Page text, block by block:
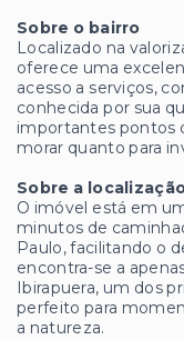
Sobre o bairro
Localizado na
oferece uma
acesso a serviços,
conhecida por sua
importantes pontos
morar quanto para
Sobre a
O imóvel está em
minutos de
Paulo, facilitando o
encontra-se a
Ibirapuera, um dos
perfeito para
a natureza.